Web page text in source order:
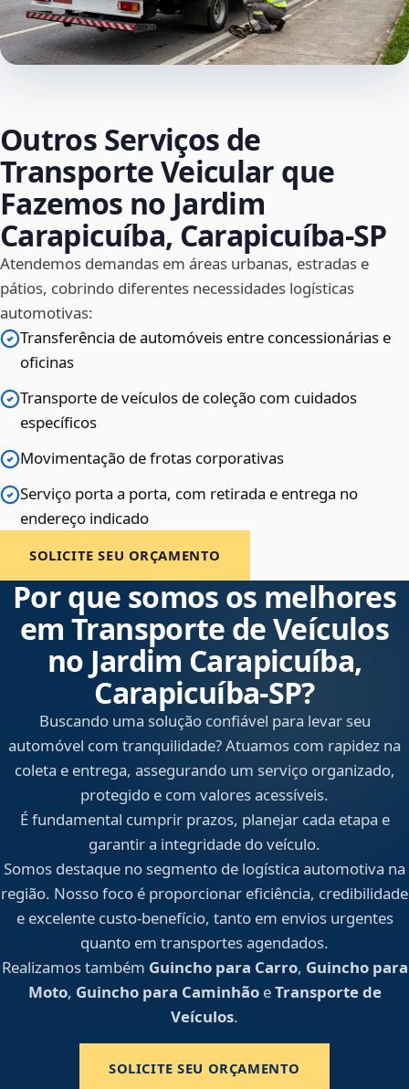
Outros Serviços de
Transporte Veicular que
Fazemos no Jardim
Carapicuíba, Carapicuíba‑SP
Atendemos demandas em áreas urbanas, estradas e
pátios, cobrindo diferentes necessidades logísticas
automotivas:
Transferência de automóveis entre concessionárias e
oficinas
Transporte de veículos de coleção com cuidados
específicos
Movimentação de frotas corporativas
Serviço porta a porta, com retirada e entrega no
endereço indicado
SOLICITE SEU ORÇAMENTO
Por que somos os melhores
em Transporte de Veículos
no Jardim Carapicuíba,
Carapicuíba‑SP?
Buscando uma solução confiável para levar seu
automóvel com tranquilidade? Atuamos com rapidez na
coleta e entrega, assegurando um serviço organizado,
protegido e com valores acessíveis.
É fundamental cumprir prazos, planejar cada etapa e
garantir a integridade do veículo.
Somos destaque no segmento de logística automotiva na
região. Nosso foco é proporcionar eficiência, credibilidade
e excelente custo-benefício, tanto em envios urgentes
quanto em transportes agendados.
Realizamos também Guincho para Carro, Guincho para
Moto, Guincho para CaminhãoeTransporte de
Veículos.
SOLICITE SEU ORÇAMENTO